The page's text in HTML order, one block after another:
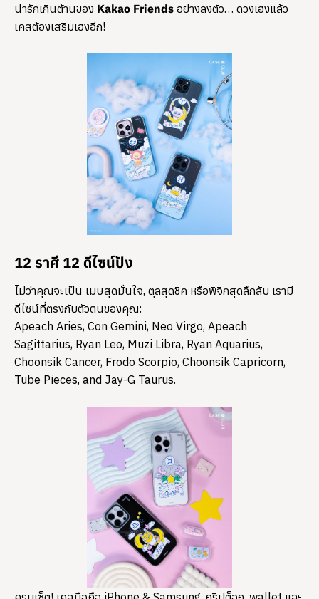
น่ารักเกินต้านของ Kakao Friends อย่างลงตัว… ดวงเฮงแล้ว
เคสต้องเสริมเฮงอีก!
​12 ราศี 12 ดีไซน์ปัง
ไม่ว่าคุณจะเป็น เมษสุดมั่นใจ, ตุลสุดชิค หรือพิจิกสุดลึกลับ เรามี
ดีไซน์ที่ตรงกับตัวตนของคุณ:
Apeach Aries, Con Gemini, Neo Virgo, Apeach
Sagittarius, Ryan Leo, Muzi Libra, Ryan Aquarius,
Choonsik Cancer, Frodo Scorpio, Choonsik Capricorn,
Tube Pieces, and Jay-G Taurus.